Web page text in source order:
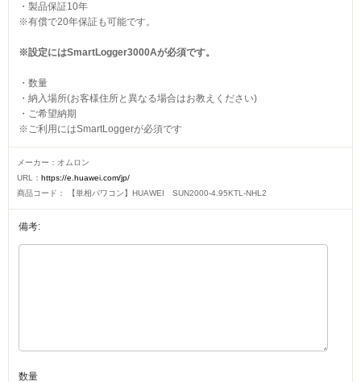
・製品保証10年
※有償で20年保証も可能です。
※設定にはSmartLogger3000Aが必須です。
・数量
・納入場所(お客様住所と異なる場合はお教えください)
・ご希望納期
※ご利用にはSmartLoggerが必須です
メーカー： オムロン
URL： https://e.huawei.com/jp/
商品コード：
【単相パワコン】HUAWEI SUN2000-4.95KTL-NHL2
備考:
数量